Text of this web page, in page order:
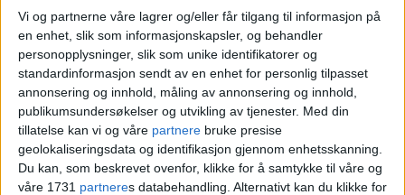
Vi og partnerne våre lagrer og/eller får tilgang til informasjon på
en enhet, slik som informasjonskapsler, og behandler
personopplysninger, slik som unike identifikatorer og
standardinformasjon sendt av en enhet for personlig tilpasset
annonsering og innhold, måling av annonsering og innhold,
publikumsundersøkelser og utvikling av tjenester. Med din
tillatelse kan vi og våre partnere bruke presise
geolokaliseringsdata og identifikasjon gjennom enhetsskanning.
Du kan, som beskrevet ovenfor, klikke for å samtykke til våre og
våre 1731 partneres databehandling. Alternativt kan du klikke for
Sønnene til den berømte
karikaturtegneren gikk gjennom
skuffer og arkiver og fant en
rekke skjulte skatter. Nå er de
utstilt på St. Hanshaugen